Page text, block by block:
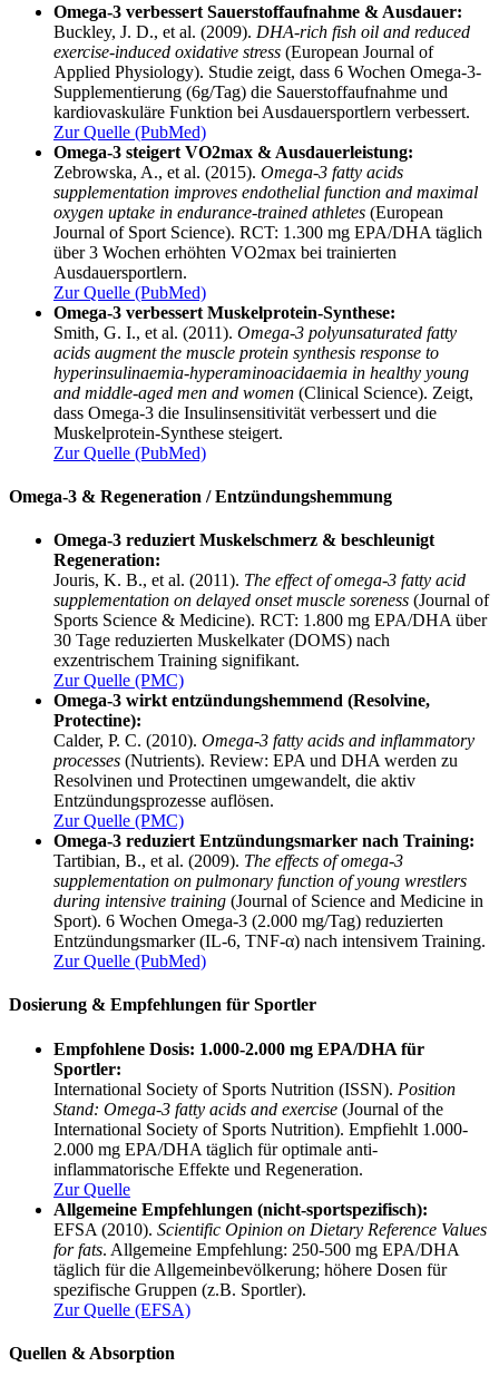
Omega-3 verbessert Sauerstoffaufnahme & Ausdauer:
Buckley, J. D., et al. (2009). DHA-rich fish oil and reduced
exercise-induced oxidative stress (European Journal of
Applied Physiology). Studie zeigt, dass 6 Wochen Omega-3-
Supplementierung (6g/Tag) die Sauerstoffaufnahme und
kardiovaskuläre Funktion bei Ausdauersportlern verbessert.
Zur Quelle (PubMed)
Omega-3 steigert VO2max & Ausdauerleistung:
Zebrowska, A., et al. (2015). Omega-3 fatty acids
supplementation improves endothelial function and maximal
oxygen uptake in endurance-trained athletes (European
Journal of Sport Science). RCT: 1.300 mg EPA/DHA täglich
über 3 Wochen erhöhten VO2max bei trainierten
Ausdauersportlern.
Zur Quelle (PubMed)
Omega-3 verbessert Muskelprotein-Synthese:
Smith, G. I., et al. (2011). Omega-3 polyunsaturated fatty
acids augment the muscle protein synthesis response to
hyperinsulinaemia-hyperaminoacidaemia in healthy young
and middle-aged men and women (Clinical Science). Zeigt,
dass Omega-3 die Insulinsensitivität verbessert und die
Muskelprotein-Synthese steigert.
Zur Quelle (PubMed)
Omega-3 & Regeneration / Entzündungshemmung
Omega-3 reduziert Muskelschmerz & beschleunigt
Regeneration:
Jouris, K. B., et al. (2011). The effect of omega-3 fatty acid
supplementation on delayed onset muscle soreness (Journal of
Sports Science & Medicine). RCT: 1.800 mg EPA/DHA über
30 Tage reduzierten Muskelkater (DOMS) nach
exzentrischem Training signifikant.
Zur Quelle (PMC)
Omega-3 wirkt entzündungshemmend (Resolvine,
Protectine):
Calder, P. C. (2010). Omega-3 fatty acids and inflammatory
processes (Nutrients). Review: EPA und DHA werden zu
Resolvinen und Protectinen umgewandelt, die aktiv
Entzündungsprozesse auflösen.
Zur Quelle (PMC)
Omega-3 reduziert Entzündungsmarker nach Training:
Tartibian, B., et al. (2009). The effects of omega-3
supplementation on pulmonary function of young wrestlers
during intensive training (Journal of Science and Medicine in
Sport). 6 Wochen Omega-3 (2.000 mg/Tag) reduzierten
Entzündungsmarker (IL-6, TNF-α) nach intensivem Training.
Zur Quelle (PubMed)
Dosierung & Empfehlungen für Sportler
Empfohlene Dosis: 1.000-2.000 mg EPA/DHA für
Sportler:
International Society of Sports Nutrition (ISSN). Position
Stand: Omega-3 fatty acids and exercise (Journal of the
International Society of Sports Nutrition). Empfiehlt 1.000-
2.000 mg EPA/DHA täglich für optimale anti-
inflammatorische Effekte und Regeneration.
Zur Quelle
Allgemeine Empfehlungen (nicht-sportspezifisch):
EFSA (2010). Scientific Opinion on Dietary Reference Values
for fats. Allgemeine Empfehlung: 250-500 mg EPA/DHA
täglich für die Allgemeinbevölkerung; höhere Dosen für
spezifische Gruppen (z.B. Sportler).
Zur Quelle (EFSA)
Quellen & Absorption